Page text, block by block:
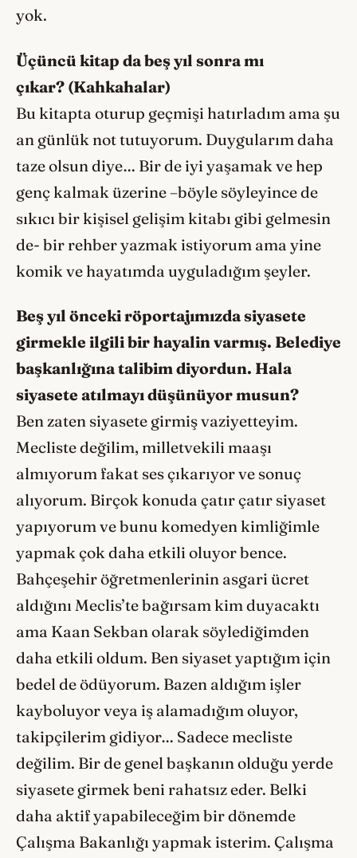
yok.
Üçüncü kitap da beş yıl sonra mı
çıkar? (Kahkahalar)
Bu kitapta oturup geçmişi hatırladım ama şu
an günlük not tutuyorum. Duygularım daha
taze olsun diye… Bir de iyi yaşamak ve hep
genç kalmak üzerine –böyle söyleyince de
sıkıcı bir kişisel gelişim kitabı gibi gelmesin
de- bir rehber yazmak istiyorum ama yine
komik ve hayatımda uyguladığım şeyler.
Beş yıl önceki röportajımızda siyasete
girmekle ilgili bir hayalin varmış. Belediye
başkanlığına talibim diyordun. Hala
siyasete atılmayı düşünüyor musun?
Ben zaten siyasete girmiş vaziyetteyim.
Mecliste değilim, milletvekili maaşı
almıyorum fakat ses çıkarıyor ve sonuç
alıyorum. Birçok konuda çatır çatır siyaset
yapıyorum ve bunu komedyen kimliğimle
yapmak çok daha etkili oluyor bence.
Bahçeşehir öğretmenlerinin asgari ücret
aldığını Meclis’te bağırsam kim duyacaktı
ama Kaan Sekban olarak söylediğimden
daha etkili oldum. Ben siyaset yaptığım için
bedel de ödüyorum. Bazen aldığım işler
kayboluyor veya iş alamadığım oluyor,
takipçilerim gidiyor… Sadece mecliste
değilim. Bir de genel başkanın olduğu yerde
siyasete girmek beni rahatsız eder. Belki
daha aktif yapabileceğim bir dönemde
Çalışma Bakanlığı yapmak isterim. Çalışma